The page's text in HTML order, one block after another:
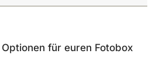
für euren Fotobox